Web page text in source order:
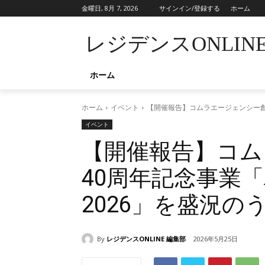
金曜日, 8月 7, 2026 サインイン/登録する ホーム
レジデンス
ホーム
ホーム イベント 【開催報告】コムラエージェンシ
イベント
【開催報告】コ
40周年記念事業
2026」を盛況の
By レジデンスONLINE 編集部 2026年5月25日